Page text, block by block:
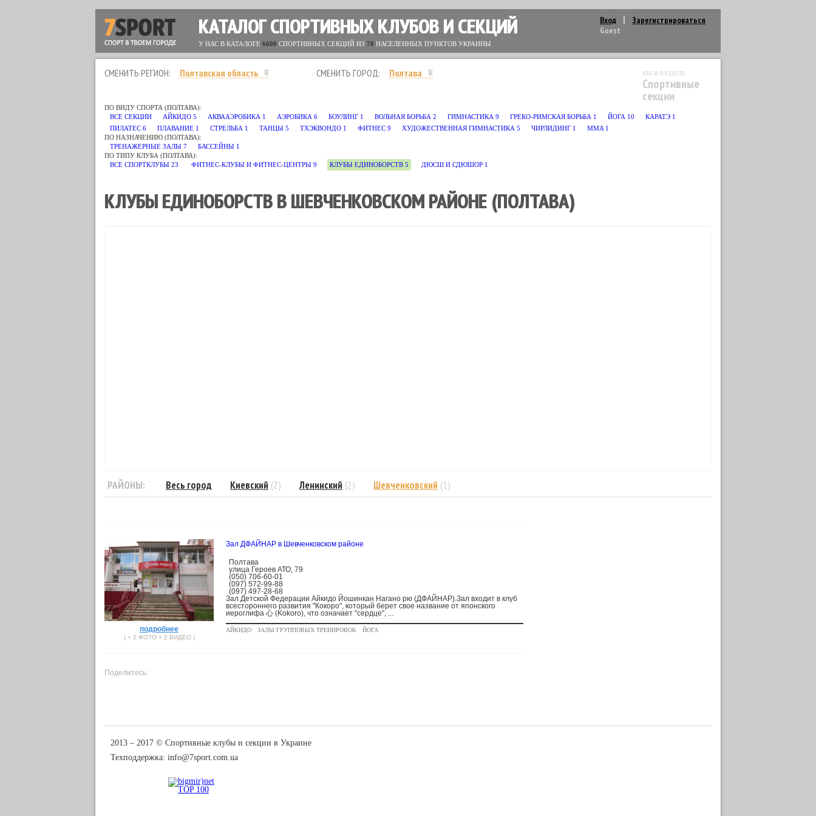
Вход
Зарегистрироваться
Guest
КАТАЛОГ СПОРТИВНЫХ КЛУБОВ И СЕКЦИЙ
У НАС В КАТАЛОГЕ 6600 СПОРТИВНЫХ СЕКЦИЙ ИЗ 70 НАСЕЛЕННЫХ ПУНКТОВ УКРАИНЫ
СМЕНИТЬ РЕГИОН: Полтавская область СМЕНИТЬ ГОРОД: Полтава ВЫ В РАЗДЕЛЕ
Спортивные
секции
ПО ВИДУ СПОРТА (ПОЛТАВА):
ВСЕ СЕКЦИИ
АЙКИДО 5 АКВААЭРОБИКА 1 АЭРОБИКА 6 БОУЛИНГ 1 ВОЛЬНАЯ БОРЬБА 2 ГИМНАСТИКА 9 ГРЕКО-РИМСКАЯ БОРЬБА 1 ЙОГА 10 КАРАТЭ 1
ПИЛАТЕС 6 ПЛАВАНИЕ 1 СТРЕЛЬБА 1 ТАНЦЫ 5 ТХЭКВОНДО 1 ФИТНЕС 9 ХУДОЖЕСТВЕННАЯ ГИМНАСТИКА 5 ЧИРЛИДИНГ 1 MMA 1
ПО НАЗНАЧЕНИЮ (ПОЛТАВА):
ТРЕНАЖЕРНЫЕ ЗАЛЫ 7 БАССЕЙНЫ 1
ПО ТИПУ КЛУБА (ПОЛТАВА):
ВСЕ СПОРТКЛУБЫ 23 ФИТНЕС-КЛУБЫ И ФИТНЕС-ЦЕНТРЫ 9 КЛУБЫ ЕДИНОБОРСТВ 5 ДЮСШ И СДЮШОР 1
КЛУБЫ ЕДИНОБОРСТВ В ШЕВЧЕНКОВСКОМ РАЙОНЕ (ПОЛТАВА)
РАЙОНЫ: Весь город Киевский (2) Ленинский (2) Шевченковский (1)
подробнее
( + 2 ФОТО + 2 ВИДЕО )
Зал ДФАЙНАР в Шевченковском районе
Полтава
улица Героев АТО, 79
(050) 706-60-01
(097) 572-99-88
(097) 497-28-68
Зал Детской Федерации Айкидо Йошинкан Нагано рю (ДФАЙНАР).Зал входит в клуб
всестороннего развития "Кокоро", который берет свое название от японского
иероглифа 心 (Kokoro), что означает "сердце", ...
АЙКИДО ЗАЛЫ ГРУППОВЫХ ТРЕНИРОВОК ЙОГА
Поделитесь:
2013 ‒ 2017 © Спортивные клубы и секции в Украине
Техподдержка: info@7sport.com.ua